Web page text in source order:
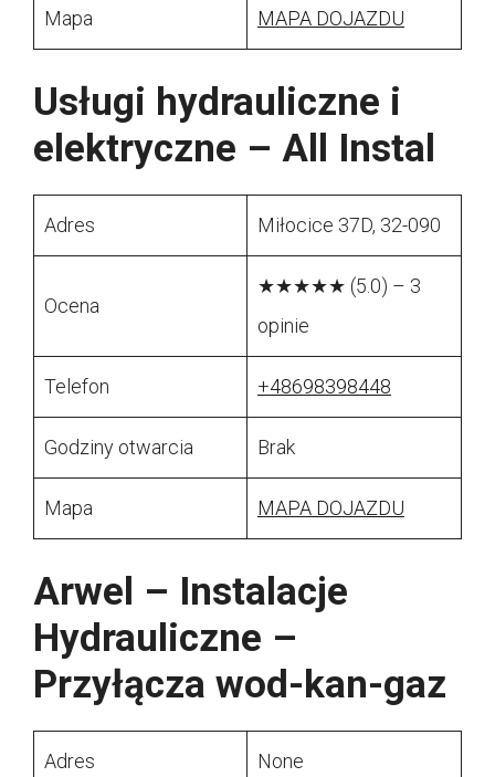
Mapa MAPA DOJAZDU
Usługi hydrauliczne i
elektryczne – All Instal
Adres Miłocice 37D, 32-090
Ocena
★★★★★ (5.0) – 3
opinie
Telefon +48698398448
Godziny otwarcia Brak
Mapa MAPA DOJAZDU
Arwel – Instalacje
Hydrauliczne –
Przyłącza wod-kan-gaz
Adres None